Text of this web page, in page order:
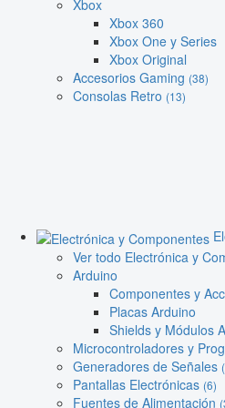
Xbox
Xbox 360
Xbox One y Series
Xbox Original
Accesorios Gaming (38)
Consolas Retro (13)
Ver todo Electrónica y
Arduino
Componentes y
Placas Arduino
Shields y Módulos
Microcontroladores y
Generadores de Señales
Pantallas Electrónicas (6)
Fuentes de Alimentación